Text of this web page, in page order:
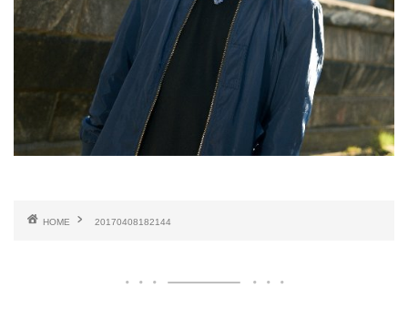
HOME 20170408182144